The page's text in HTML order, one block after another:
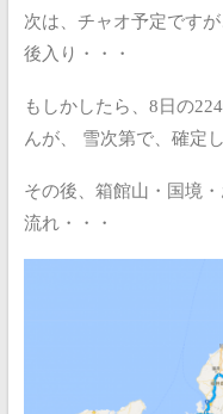
次は、チャオ予定ですが
後入り・・・
もしかしたら、8日の
んが、
雪次第で、確定
その後、箱館山・国境・
流れ・・・